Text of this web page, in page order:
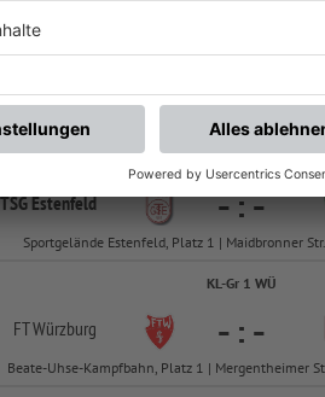
KL-Gr 1 WÜ
TSG Estenfeld -:-
Sportgelände Estenfeld, Platz 1 | Maidbronner
KL-Gr 1 WÜ
FT Würzburg - : -
Beate-Uhse-Kampfbahn, Platz 1 | Mergentheimer